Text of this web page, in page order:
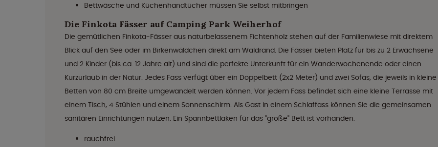
Bettwäsche und Küchenhandtücher müssen Sie selbst mitbringen
Die Finkota Fässer auf Camping Park Weiherhof
Die gemütlichen Finkota-Fässer aus naturbelassenem Fichtenholz stehen auf der Familienwiese mit direktem
Blick auf den See oder im Birkenwäldchen direkt am Waldrand. Die Fässer bieten Platz für bis zu 2 Erwachsene
und 2 Kinder (bis ca. 12 Jahre alt) und sind die perfekte Unterkunft für ein Wanderwochenende oder einen
Kurzurlaub in der Natur. Jedes Fass verfügt über ein Doppelbett (2x2 Meter) und zwei Sofas, die jeweils in kleine
Betten von 80 cm Breite umgewandelt werden können. Vor jedem Fass befindet sich eine kleine Terrasse mit
einem Tisch, 4 Stühlen und einem Sonnenschirm. Als Gast in einem Schlaffass können Sie die gemeinsamen
sanitären Einrichtungen nutzen. Ein Spannbettlaken für das "große" Bett ist vorhanden.
rauchfrei